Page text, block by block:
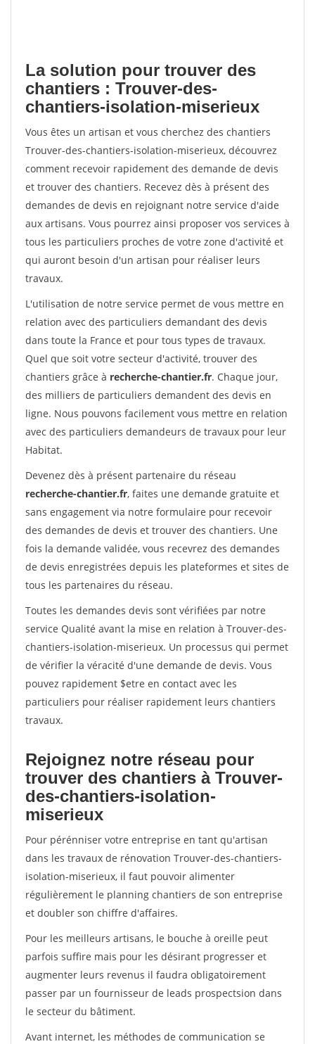
La solution pour trouver des
chantiers : Trouver-des-
chantiers-isolation-miserieux
Vous êtes un artisan et vous cherchez des chantiers
Trouver-des-chantiers-isolation-miserieux, découvrez
comment recevoir rapidement des demande de devis
et trouver des chantiers. Recevez dès à présent des
demandes de devis en rejoignant notre service d'aide
aux artisans. Vous pourrez ainsi proposer vos services à
tous les particuliers proches de votre zone d'activité et
qui auront besoin d'un artisan pour réaliser leurs
travaux.
L'utilisation de notre service permet de vous mettre en
relation avec des particuliers demandant des devis
dans toute la France et pour tous types de travaux.
Quel que soit votre secteur d'activité, trouver des
chantiers grâce à recherche-chantier.fr. Chaque jour,
des milliers de particuliers demandent des devis en
ligne. Nous pouvons facilement vous mettre en relation
avec des particuliers demandeurs de travaux pour leur
Habitat.
Devenez dès à présent partenaire du réseau
recherche-chantier.fr, faites une demande gratuite et
sans engagement via notre formulaire pour recevoir
des demandes de devis et trouver des chantiers. Une
fois la demande validée, vous recevrez des demandes
de devis enregistrées depuis les plateformes et sites de
tous les partenaires du réseau.
Toutes les demandes devis sont vérifiées par notre
service Qualité avant la mise en relation à Trouver-des-
chantiers-isolation-miserieux. Un processus qui permet
de vérifier la véracité d'une demande de devis. Vous
pouvez rapidement $etre en contact avec les
particuliers pour réaliser rapidement leurs chantiers
travaux.
Rejoignez notre réseau pour
trouver des chantiers à Trouver-
des-chantiers-isolation-
miserieux
Pour pérénniser votre entreprise en tant qu'artisan
dans les travaux de rénovation Trouver-des-chantiers-
isolation-miserieux, il faut pouvoir alimenter
régulièrement le planning chantiers de son entreprise
et doubler son chiffre d'affaires.
Pour les meilleurs artisans, le bouche à oreille peut
parfois suffire mais pour les désirant progresser et
augmenter leurs revenus il faudra obligatoirement
passer par un fournisseur de leads prospectsion dans
le secteur du bâtiment.
Avant internet, les méthodes de communication se